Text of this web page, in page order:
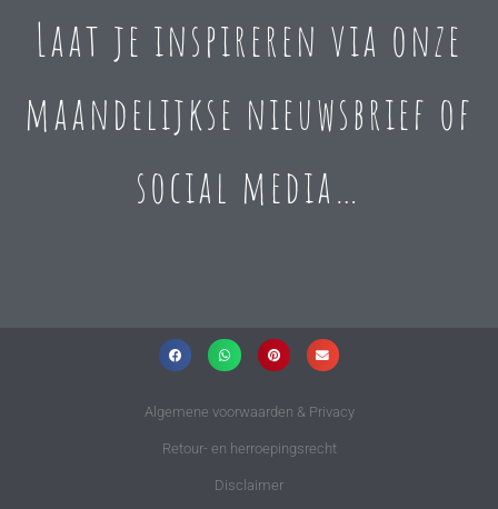
Laat je inspireren via onze
maandelijkse nieuwsbrief of
social media…
Algemene voorwaarden & Privacy
Retour- en herroepingsrecht
Disclaimer